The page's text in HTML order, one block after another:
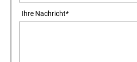
Ihre Nachricht*